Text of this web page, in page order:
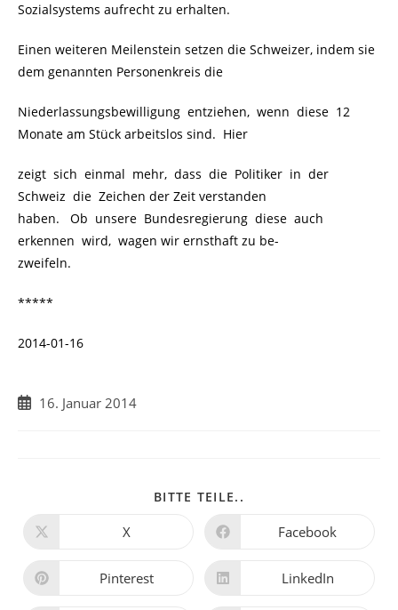
Sozialsystems aufrecht zu erhalten.
Einen weiteren Meilenstein setzen die Schweizer, indem sie
dem genannten Personenkreis die
Niederlassungsbewilligung entziehen, wenn diese 12
Monate am Stück arbeitslos sind. Hier
zeigt sich einmal mehr, dass die Politiker in der
Schweiz die Zeichen der Zeit verstanden
haben. Ob unsere Bundesregierung diese auch
erkennen wird, wagen wir ernsthaft zu be-
zweifeln.
*****
2014-01-16
Beitrag16. Januar 2014
BITTE TEILE..
Öffnet
neuen
Fenster
X Öffnet
neuen
Fenster
Facebook
Öffnet
Pinterest Öffnet
LinkedIn